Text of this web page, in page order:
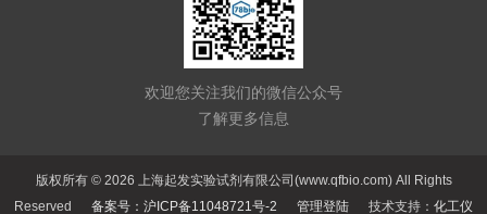
欢迎您关注我们的微信公众号
了解更多信息
版权所有 © 2026 上海起发实验试剂有限公司(www.qfbio.com) All Rights
Reserved 备案号：沪ICP备11048721号-2 管理登陆 技术支持： 化工仪